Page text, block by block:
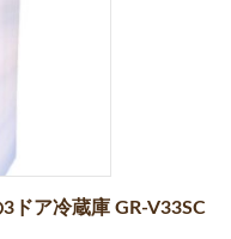
ドア冷蔵庫 GR-V33SC